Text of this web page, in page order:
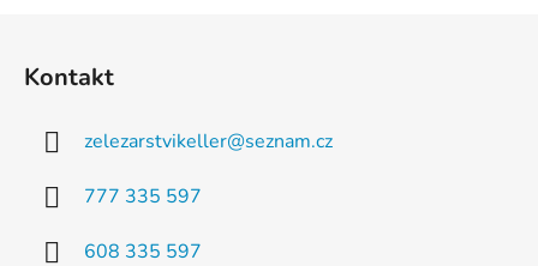
v
Kontakt
zelezarstvikeller@seznam.cz
777 335 597
608 335 597